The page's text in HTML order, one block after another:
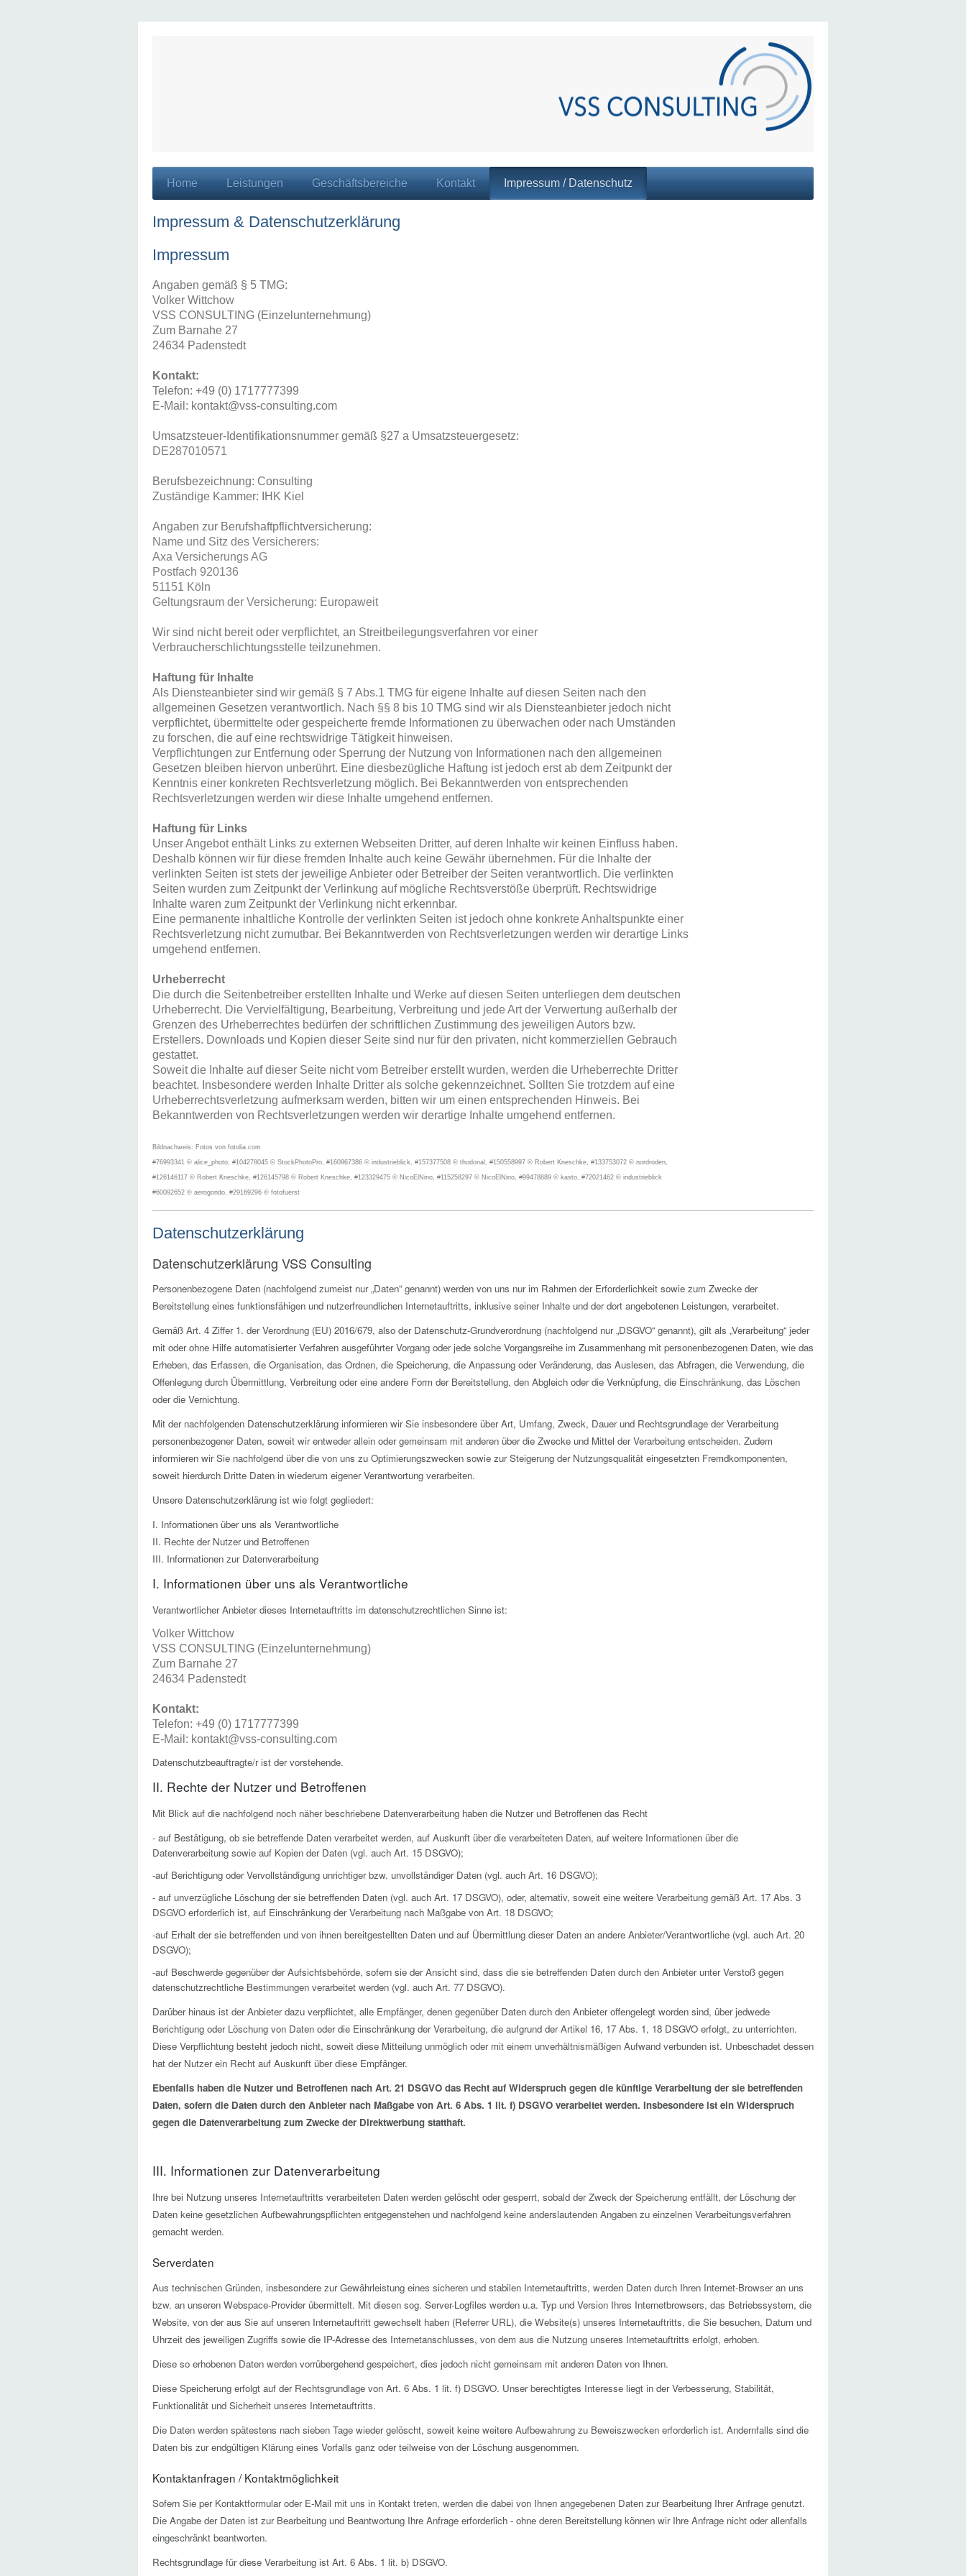
Home Leistungen Geschäftsbereiche Kontakt Impressum / Datenschutz
Impressum & Datenschutzerklärung
Impressum
Angaben gemäß § 5 TMG:
Volker Wittchow
VSS CONSULTING (Einzelunternehmung)
Zum Barnahe 27
24634 Padenstedt
Kontakt:
Telefon: +49 (0) 1717777399
E-Mail: kontakt@vss-consulting.com
Umsatzsteuer-Identifikationsnummer gemäß §27 a Umsatzsteuergesetz:
DE287010571
Berufsbezeichnung: Consulting
Zuständige Kammer: IHK Kiel
Angaben zur Berufshaftpflichtversicherung:
Name und Sitz des Versicherers:
Axa Versicherungs AG
Postfach 920136
51151 Köln
Geltungsraum der Versicherung: Europaweit
Wir sind nicht bereit oder verpflichtet, an Streitbeilegungsverfahren vor einer
Verbraucherschlichtungsstelle teilzunehmen.
Haftung für Inhalte
Als Diensteanbieter sind wir gemäß § 7 Abs.1 TMG für eigene Inhalte auf diesen Seiten nach den
allgemeinen Gesetzen verantwortlich. Nach §§ 8 bis 10 TMG sind wir als Diensteanbieter jedoch nicht
verpflichtet, übermittelte oder gespeicherte fremde Informationen zu überwachen oder nach Umständen
zu forschen, die auf eine rechtswidrige Tätigkeit hinweisen.
Verpflichtungen zur Entfernung oder Sperrung der Nutzung von Informationen nach den allgemeinen
Gesetzen bleiben hiervon unberührt. Eine diesbezügliche Haftung ist jedoch erst ab dem Zeitpunkt der
Kenntnis einer konkreten Rechtsverletzung möglich. Bei Bekanntwerden von entsprechenden
Rechtsverletzungen werden wir diese Inhalte umgehend entfernen.
Haftung für Links
Unser Angebot enthält Links zu externen Webseiten Dritter, auf deren Inhalte wir keinen Einfluss haben.
Deshalb können wir für diese fremden Inhalte auch keine Gewähr übernehmen. Für die Inhalte der
verlinkten Seiten ist stets der jeweilige Anbieter oder Betreiber der Seiten verantwortlich. Die verlinkten
Seiten wurden zum Zeitpunkt der Verlinkung auf mögliche Rechtsverstöße überprüft. Rechtswidrige
Inhalte waren zum Zeitpunkt der Verlinkung nicht erkennbar.
Eine permanente inhaltliche Kontrolle der verlinkten Seiten ist jedoch ohne konkrete Anhaltspunkte einer
Rechtsverletzung nicht zumutbar. Bei Bekanntwerden von Rechtsverletzungen werden wir derartige Links
umgehend entfernen.
Urheberrecht
Die durch die Seitenbetreiber erstellten Inhalte und Werke auf diesen Seiten unterliegen dem deutschen
Urheberrecht. Die Vervielfältigung, Bearbeitung, Verbreitung und jede Art der Verwertung außerhalb der
Grenzen des Urheberrechtes bedürfen der schriftlichen Zustimmung des jeweiligen Autors bzw.
Erstellers. Downloads und Kopien dieser Seite sind nur für den privaten, nicht kommerziellen Gebrauch
gestattet.
Soweit die Inhalte auf dieser Seite nicht vom Betreiber erstellt wurden, werden die Urheberrechte Dritter
beachtet. Insbesondere werden Inhalte Dritter als solche gekennzeichnet. Sollten Sie trotzdem auf eine
Urheberrechtsverletzung aufmerksam werden, bitten wir um einen entsprechenden Hinweis. Bei
Bekanntwerden von Rechtsverletzungen werden wir derartige Inhalte umgehend entfernen.
Bildnachweis: Fotos von fotolia.com
#76993341 © alice_photo, #104278045 © StockPhotoPro, #160967386 © industrieblick, #157377508 © thodonal, #150558997 © Robert Kneschke, #133753072 © nordroden,
#126146117 © Robert Kneschke, #126145798 © Robert Kneschke, #123329475 © NicoElNino, #115258297 © NicoElNino, #99478889 © kasto, #72021462 © industrieblick
#60092652 © aerogondo, #29169296 © fotofuerst
Datenschutzerklärung
Datenschutzerklärung VSS Consulting
Personenbezogene Daten (nachfolgend zumeist nur „Daten“ genannt) werden von uns nur im Rahmen der Erforderlichkeit sowie zum Zwecke der
Bereitstellung eines funktionsfähigen und nutzerfreundlichen Internetauftritts, inklusive seiner Inhalte und der dort angebotenen Leistungen, verarbeitet.
Gemäß Art. 4 Ziffer 1. der Verordnung (EU) 2016/679, also der Datenschutz-Grundverordnung (nachfolgend nur „DSGVO“ genannt), gilt als „Verarbeitung“ jeder
mit oder ohne Hilfe automatisierter Verfahren ausgeführter Vorgang oder jede solche Vorgangsreihe im Zusammenhang mit personenbezogenen Daten, wie das
Erheben, das Erfassen, die Organisation, das Ordnen, die Speicherung, die Anpassung oder Veränderung, das Auslesen, das Abfragen, die Verwendung, die
Offenlegung durch Übermittlung, Verbreitung oder eine andere Form der Bereitstellung, den Abgleich oder die Verknüpfung, die Einschränkung, das Löschen
oder die Vernichtung.
Mit der nachfolgenden Datenschutzerklärung informieren wir Sie insbesondere über Art, Umfang, Zweck, Dauer und Rechtsgrundlage der Verarbeitung
personenbezogener Daten, soweit wir entweder allein oder gemeinsam mit anderen über die Zwecke und Mittel der Verarbeitung entscheiden. Zudem
informieren wir Sie nachfolgend über die von uns zu Optimierungszwecken sowie zur Steigerung der Nutzungsqualität eingesetzten Fremdkomponenten,
soweit hierdurch Dritte Daten in wiederum eigener Verantwortung verarbeiten.
Unsere Datenschutzerklärung ist wie folgt gegliedert:
I. Informationen über uns als Verantwortliche
II. Rechte der Nutzer und Betroffenen
III. Informationen zur Datenverarbeitung
I. Informationen über uns als Verantwortliche
Verantwortlicher Anbieter dieses Internetauftritts im datenschutzrechtlichen Sinne ist:
Volker Wittchow
VSS CONSULTING (Einzelunternehmung)
Zum Barnahe 27
24634 Padenstedt
Kontakt:
Telefon: +49 (0) 1717777399
E-Mail: kontakt@vss-consulting.com
Datenschutzbeauftragte/r ist der vorstehende.
II. Rechte der Nutzer und Betroffenen
Mit Blick auf die nachfolgend noch näher beschriebene Datenverarbeitung haben die Nutzer und Betroffenen das Recht
- auf Bestätigung, ob sie betreffende Daten verarbeitet werden, auf Auskunft über die verarbeiteten Daten, auf weitere Informationen über die
Datenverarbeitung sowie auf Kopien der Daten (vgl. auch Art. 15 DSGVO);
-auf Berichtigung oder Vervollständigung unrichtiger bzw. unvollständiger Daten (vgl. auch Art. 16 DSGVO);
- auf unverzügliche Löschung der sie betreffenden Daten (vgl. auch Art. 17 DSGVO), oder, alternativ, soweit eine weitere Verarbeitung gemäß Art. 17 Abs. 3
DSGVO erforderlich ist, auf Einschränkung der Verarbeitung nach Maßgabe von Art. 18 DSGVO;
-auf Erhalt der sie betreffenden und von ihnen bereitgestellten Daten und auf Übermittlung dieser Daten an andere Anbieter/Verantwortliche (vgl. auch Art. 20
DSGVO);
-auf Beschwerde gegenüber der Aufsichtsbehörde, sofern sie der Ansicht sind, dass die sie betreffenden Daten durch den Anbieter unter Verstoß gegen
datenschutzrechtliche Bestimmungen verarbeitet werden (vgl. auch Art. 77 DSGVO).
Darüber hinaus ist der Anbieter dazu verpflichtet, alle Empfänger, denen gegenüber Daten durch den Anbieter offengelegt worden sind, über jedwede
Berichtigung oder Löschung von Daten oder die Einschränkung der Verarbeitung, die aufgrund der Artikel 16, 17 Abs. 1, 18 DSGVO erfolgt, zu unterrichten.
Diese Verpflichtung besteht jedoch nicht, soweit diese Mitteilung unmöglich oder mit einem unverhältnismäßigen Aufwand verbunden ist. Unbeschadet dessen
hat der Nutzer ein Recht auf Auskunft über diese Empfänger.
Ebenfalls haben die Nutzer und Betroffenen nach Art. 21 DSGVO das Recht auf Widerspruch gegen die künftige Verarbeitung der sie betreffenden
Daten, sofern die Daten durch den Anbieter nach Maßgabe von Art. 6 Abs. 1 lit. f) DSGVO verarbeitet werden. Insbesondere ist ein Widerspruch
gegen die Datenverarbeitung zum Zwecke der Direktwerbung statthaft.
III. Informationen zur Datenverarbeitung
Ihre bei Nutzung unseres Internetauftritts verarbeiteten Daten werden gelöscht oder gesperrt, sobald der Zweck der Speicherung entfällt, der Löschung der
Daten keine gesetzlichen Aufbewahrungspflichten entgegenstehen und nachfolgend keine anderslautenden Angaben zu einzelnen Verarbeitungsverfahren
gemacht werden.
Serverdaten
Aus technischen Gründen, insbesondere zur Gewährleistung eines sicheren und stabilen Internetauftritts, werden Daten durch Ihren Internet-Browser an uns
bzw. an unseren Webspace-Provider übermittelt. Mit diesen sog. Server-Logfiles werden u.a. Typ und Version Ihres Internetbrowsers, das Betriebssystem, die
Website, von der aus Sie auf unseren Internetauftritt gewechselt haben (Referrer URL), die Website(s) unseres Internetauftritts, die Sie besuchen, Datum und
Uhrzeit des jeweiligen Zugriffs sowie die IP-Adresse des Internetanschlusses, von dem aus die Nutzung unseres Internetauftritts erfolgt, erhoben.
Diese so erhobenen Daten werden vorrübergehend gespeichert, dies jedoch nicht gemeinsam mit anderen Daten von Ihnen.
Diese Speicherung erfolgt auf der Rechtsgrundlage von Art. 6 Abs. 1 lit. f) DSGVO. Unser berechtigtes Interesse liegt in der Verbesserung, Stabilität,
Funktionalität und Sicherheit unseres Internetauftritts.
Die Daten werden spätestens nach sieben Tage wieder gelöscht, soweit keine weitere Aufbewahrung zu Beweiszwecken erforderlich ist. Andernfalls sind die
Daten bis zur endgültigen Klärung eines Vorfalls ganz oder teilweise von der Löschung ausgenommen.
Kontaktanfragen / Kontaktmöglichkeit
Sofern Sie per Kontaktformular oder E-Mail mit uns in Kontakt treten, werden die dabei von Ihnen angegebenen Daten zur Bearbeitung Ihrer Anfrage genutzt.
Die Angabe der Daten ist zur Bearbeitung und Beantwortung Ihre Anfrage erforderlich - ohne deren Bereitstellung können wir Ihre Anfrage nicht oder allenfalls
eingeschränkt beantworten.
Rechtsgrundlage für diese Verarbeitung ist Art. 6 Abs. 1 lit. b) DSGVO.